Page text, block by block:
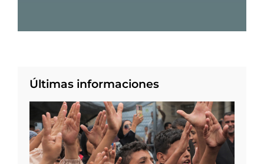
Últimas informaciones